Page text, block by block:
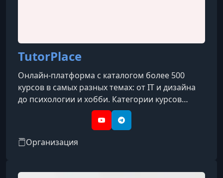
TutorPlace
Онлайн-платформа с каталогом более 500
курсов в самых разных темах: от IT и дизайна
до психологии и хобби. Категории курсов
охватывают такие направления, как IT, бизнес,
дизайн, психология, творчество, блогинг, уход
YouTubeTelegram
Организация